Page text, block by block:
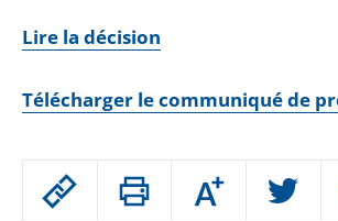
Passer
Augmenter
ou
Lire la décision
Télécharger le communiqué de